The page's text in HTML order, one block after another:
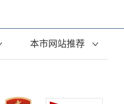
本市网站推荐